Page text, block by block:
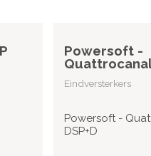
Powersoft -
Eindversterkers
Powersoft -
DSP+D